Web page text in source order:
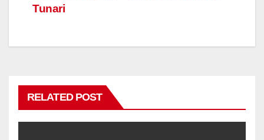
articole
Tunari
RELATED POST